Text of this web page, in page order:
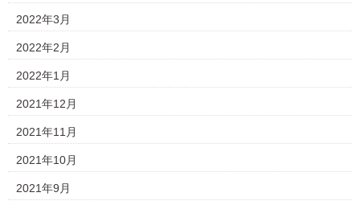
2022年3月
2022年2月
2022年1月
2021年12月
2021年11月
2021年10月
2021年9月